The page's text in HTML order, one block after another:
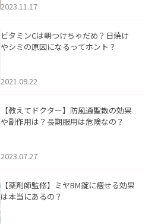
2023.11.17
ビタミンCは朝つけちゃだめ？日焼け
やシミの原因になるってホント？
2021.09.22
【教えてドクター】防風通聖散の効果
や副作用は？長期服用は危険なの？
2023.07.27
【薬剤師監修】ミヤBM錠に痩せる効果
は本当にあるの？